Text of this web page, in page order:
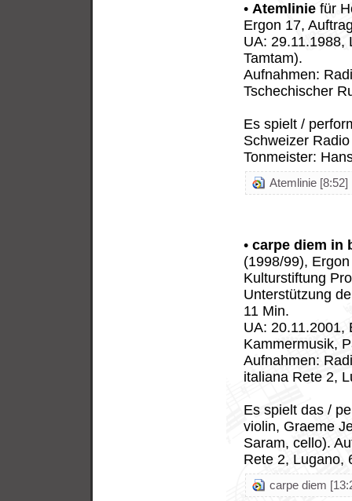
•Atemlinie für
Ergon 17,
UA: 29.11.1988,
Tamtam).
Aufnahmen:
Tschechischer
Es spielt /
Schweizer
Tonmeister:
Atemlinie [8:52]
•carpe diem in
(1998/99),
Kulturstiftung
Unterstützung
11 Min.
UA: 20.11.2001,
Kammermusik,
Aufnahmen:
italiana Rete 2,
Es spielt das /
violin, Graeme
Saram, cello).
Rete 2, Lugano,
carpe diem